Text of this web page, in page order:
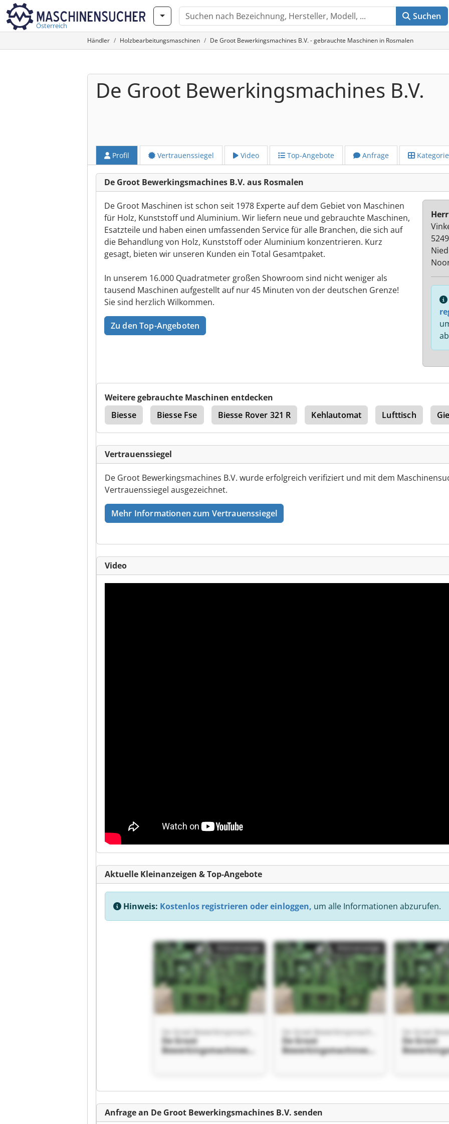
Österreich
Suchen
Händler Holzbearbeitungsmaschinen De Groot Bewerkingsmachines B.V. - gebrauchte Maschinen in Rosmalen
De Groot Bewerkingsmachines B.V.
Profil Vertrauenssiegel Video Top-Angebote Anfrage
De Groot Bewerkingsmachines B.V. aus Rosmalen
De Groot Maschinen ist schon seit 1978 Experte auf dem Gebiet von Maschinen
für Holz, Kunststoff und Aluminium. Wir liefern neue und gebrauchte Maschinen,
Esatzteile und haben einen umfassenden Service für alle Branchen, die sich auf
die Behandlung von Holz, Kunststoff oder Aluminium konzentrieren. Kurz
gesagt, bieten wir unseren Kunden ein Total Gesamtpaket.
In unserem 16.000 Quadratmeter großen Showroom sind nicht weniger als
tausend Maschinen aufgestellt auf nur 45 Minuten von der deutschen Grenze!
Sie sind herzlich Wilkommen.
Zu den Top-Angeboten
Weitere gebrauchte Maschinen entdecken
Biesse
Biesse Fse Biesse Rover 321 R Kehlautomat Lufttisch
Vertrauenssiegel
De Groot Bewerkingsmachines B.V. wurde erfolgreich verifiziert und mit dem
Vertrauenssiegel ausgezeichnet.
Mehr Informationen zum Vertrauenssiegel
Video
Aktuelle Kleinanzeigen & Top-Angebote
Hinweis: Kostenlos registrieren oder einloggen, um alle Informationen abzurufen.
De Groot
Bewerkingsmachines
B.V. De Groot
De Groot
Bewerkingsmachines
B.V. De Groot
De Groot
B.V. De
Kleinanzeige
Anfrage an De Groot Bewerkingsmachines B.V. senden